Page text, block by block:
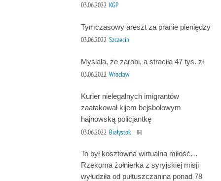
03.06.2022 KGP
Tymczasowy areszt za pranie pieniędzy
03.06.2022 Szczecin
Myślała, że zarobi, a straciła 47 tys. zł
03.06.2022 Wrocław
Kurier nielegalnych imigrantów
zaatakował kijem bejsbolowym
hajnowską policjantkę
03.06.2022 Białystok
To był kosztowna wirtualna miłość…
Rzekoma żołnierka z syryjskiej misji
wyłudziła od pułtuszczanina ponad 78